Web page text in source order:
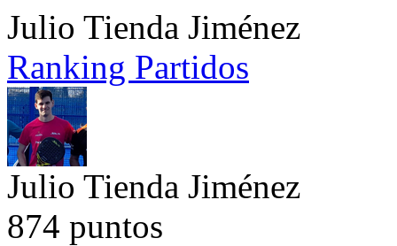
Julio Tienda Jiménez
Ranking Partidos
Julio Tienda Jiménez
874 puntos